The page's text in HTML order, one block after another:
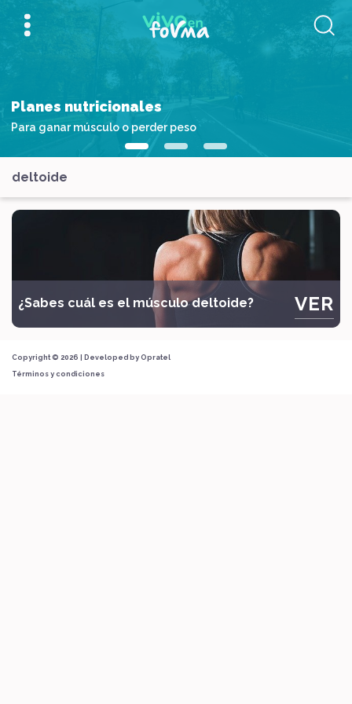
Planes nutricionales
Para ganar músculo o perder peso
deltoide
¿Sabes cuál es el músculo deltoide? VER
Copyright © 2026 | Developed by Opratel
Términos y condiciones